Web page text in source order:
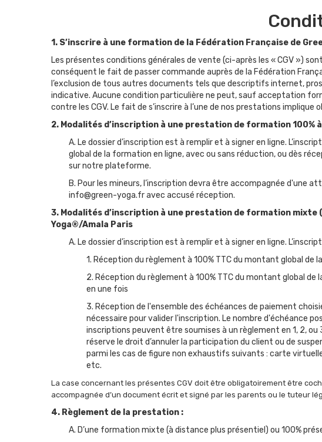
1. S’inscrire à une formation de la Fédération Française de
Les présentes conditions générales de vente (ci-après les « CGV »)
conséquent le fait de passer commande auprès de la Fédération
l’exclusion de tous autres documents tels que descriptifs internet,
indicative. Aucune condition particulière ne peut, sauf acceptation
contre les CGV. Le fait de s’inscrire à l’une de nos prestations
2. Modalités d’inscription à une prestation de formation 100%
A. Le dossier d’inscription est à remplir et à signer en ligne.
global de la formation en ligne, avec ou sans réduction, ou dès
sur notre plateforme.
B. Pour les mineurs, l’inscription devra être accompagnée d'une
info@green-yoga.fr avec accusé réception.
3. Modalités d’inscription à une prestation de formation mixte
Yoga®/Amala Paris
A. Le dossier d’inscription est à remplir et à signer en ligne.
1. Réception du règlement à 100% TTC du montant global
2. Réception du règlement à 100% TTC du montant global
en une fois
3. Réception de l'ensemble des échéances de paiement
nécessaire pour valider l'inscription. Le nombre d'échéance
inscriptions peuvent être soumises à un règlement en 1, 2,
réserve le droit d’annuler la participation du client ou de
parmi les cas de figure non exhaustifs suivants : carte
etc.
La case concernant les présentes CGV doit être obligatoirement être
accompagnée d’un document écrit et signé par les parents ou le tuteur
4. Règlement de la prestation :
A. D’une formation mixte (à distance plus présentiel) ou 100%